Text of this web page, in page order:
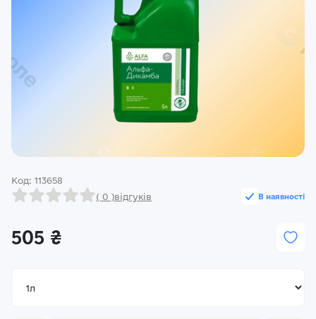
Реєстрація
Код: 113658
В наявності
( 0 )відгуків
505 ₴